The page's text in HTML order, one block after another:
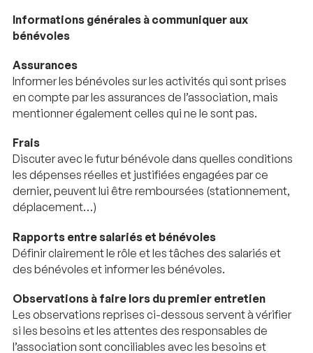
Informations générales à communiquer aux
bénévoles
Assurances
Informer les bénévoles sur les activités qui sont prises
en compte par les assurances de l’association, mais
mentionner également celles qui ne le sont pas.
Frais
Discuter avec le futur bénévole dans quelles conditions
les dépenses réelles et justifiées engagées par ce
dernier, peuvent lui être remboursées (stationnement,
déplacement…)
Rapports entre salariés et bénévoles
Définir clairement le rôle et les tâches des salariés et
des bénévoles et informer les bénévoles.
Observations à faire lors du premier entretien
Les observations reprises ci-dessous servent à vérifier
si les besoins et les attentes des responsables de
l’association sont conciliables avec les besoins et